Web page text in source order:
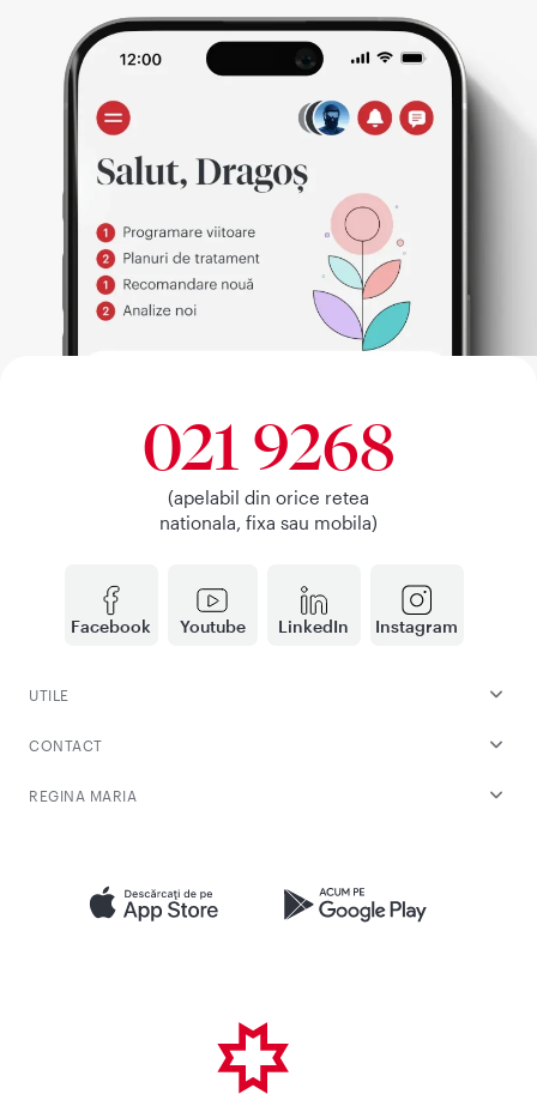
Facebook Youtube LinkedIn Instagram
021 9268
(apelabil din orice retea
nationala, fixa sau mobila)
UTILE
CONTACT
REGINA MARIA